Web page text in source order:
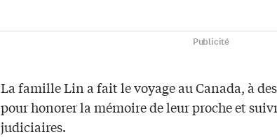
Publicité
La famille Lin a fait le voyage au Canada, à
pour honorer la mémoire de leur proche et
judiciaires.